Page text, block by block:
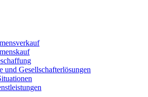
und Gesellschafterlösungen